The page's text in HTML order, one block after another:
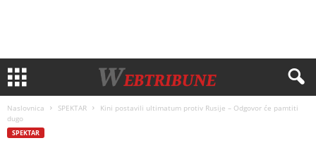
Naslovnica SPEKTAR
Kini postavili ultimatum protiv Rusije – Odgovor će pamtiti
dugo
SPEKTAR